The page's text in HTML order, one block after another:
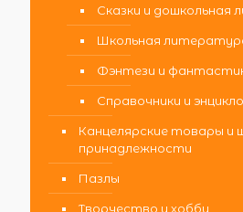
Сказки и дошкольная
Школьная
Фэнтези и
Справочники и
Канцелярские товары и
принадлежности
Пазлы
Творчество и хобби